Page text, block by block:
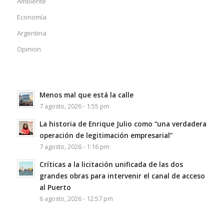
Economía
Argentina
Opinion
Menos mal que está la calle
7 agosto, 2026 - 1:55 pm
La historia de Enrique Julio como “una verdadera
operación de legitimación empresarial”
7 agosto, 2026 - 1:16 pm
Críticas a la licitación unificada de las dos
grandes obras para intervenir el canal de acceso
al Puerto
6 agosto, 2026 - 12:57 pm